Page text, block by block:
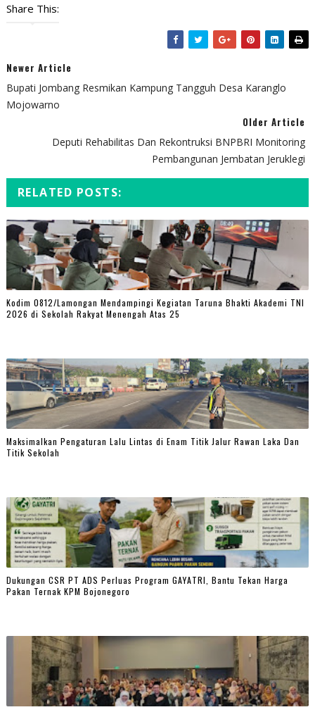
Share This:
Newer Article
Bupati Jombang Resmikan Kampung Tangguh Desa Karanglo
Mojowarno
Older Article
Deputi Rehabilitas Dan Rekontruksi BNPBRI Monitoring
Pembangunan Jembatan Jeruklegi
RELATED POSTS:
Kodim 0812/Lamongan Mendampingi Kegiatan Taruna Bhakti Akademi TNI
2026 di Sekolah Rakyat Menengah Atas 25
Maksimalkan Pengaturan Lalu Lintas di Enam Titik Jalur Rawan Laka Dan
Titik Sekolah
Dukungan CSR PT ADS Perluas Program GAYATRI, Bantu Tekan Harga
Pakan Ternak KPM Bojonegoro